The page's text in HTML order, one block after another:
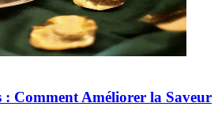
: Comment Améliorer la Saveur